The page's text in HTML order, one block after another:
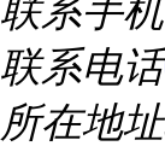
联系手机
联系电话
所在地址